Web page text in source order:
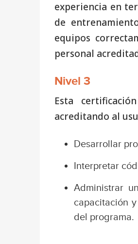
experiencia en
de
equipos
personal
Nivel 3
Esta
acreditando al
Desarrollar
Interpretar
Administrar
capacitación
del programa.